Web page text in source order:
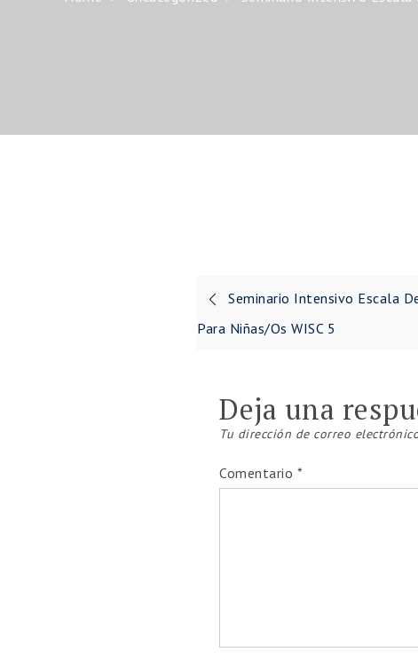
Navegación
entradas
Seminario Intensivo Escala
Para Niñas/os WISC 5
Deja una
Tu dirección de correo
Comentario *